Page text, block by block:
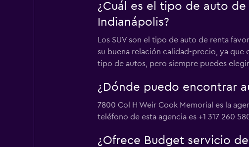
¿Cuál es el tipo de auto
Indianápolis?
Los SUV son el tipo de auto de renta
su buena relación calidad-precio, ya que
tipo de autos, pero siempre puedes
¿Dónde puedo encontrar
7800 Col H Weir Cook Memorial es la
teléfono de esta agencia es +1 317 260
¿Ofrece Budget servicio